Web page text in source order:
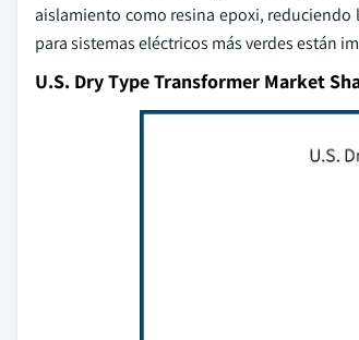
aislamiento como resina epoxi, reduciendo
para sistemas eléctricos más verdes están
U.S. Dry Type Transformer Market